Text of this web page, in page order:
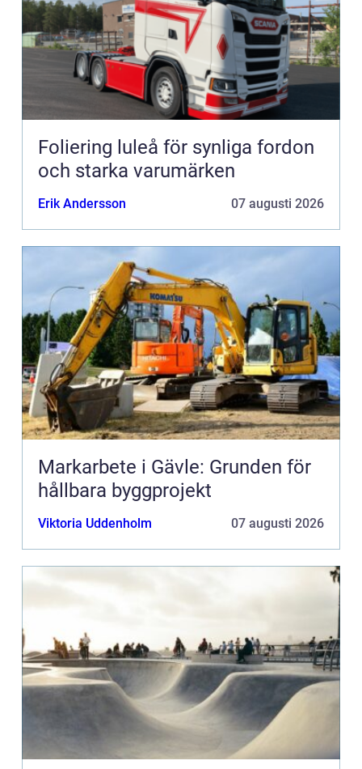
Foliering luleå för synliga fordon
och starka varumärken
Erik Andersson 07 augusti 2026
Markarbete i Gävle: Grunden för
hållbara byggprojekt
Viktoria Uddenholm 07 augusti 2026